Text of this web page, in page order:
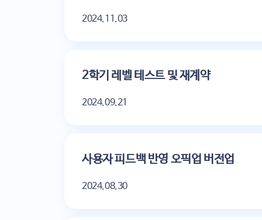
2024.11.03
2학기 레벨 테스트 및 재계약
2024.09.21
사용자 피드백 반영 오픽업 버전업
2024.08.30